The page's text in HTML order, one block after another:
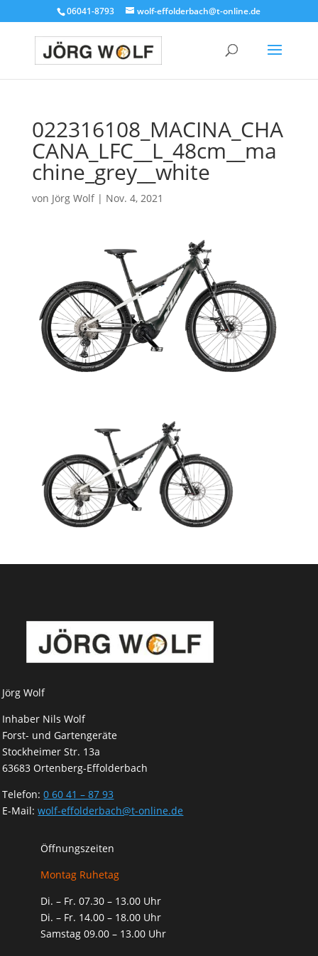
06041-8793 wolf-effolderbach@t-online.de
022316108_MACINA_CHA
CANA_LFC__L_48cm__ma
chine_grey__white
von Jörg Wolf| Nov. 4, 2021
Jörg Wolf
Inhaber Nils Wolf
Forst- und Gartengeräte
Stockheimer Str. 13a
63683 Ortenberg-Effolderbach
Telefon:0 60 41 – 87 93
E-Mail:wolf-effolderbach@t-online.de
Öffnungszeiten
Montag Ruhetag
Di. – Fr. 07.30 – 13.00 Uhr
Di. – Fr. 14.00 – 18.00 Uhr
Samstag 09.00 – 13.00 Uhr